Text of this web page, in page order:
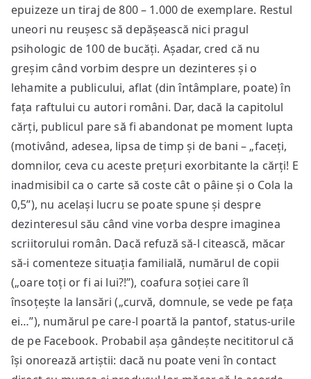
epuizeze un tiraj de 800 – 1.000 de exemplare. Restul
uneori nu reușesc să depășească nici pragul
psihologic de 100 de bucăți. Așadar, cred că nu
greșim când vorbim despre un dezinteres și o
lehamite a publicului, aflat (din întâmplare, poate) în
fața raftului cu autori români. Dar, dacă la capitolul
cărți, publicul pare să fi abandonat pe moment lupta
(motivând, adesea, lipsa de timp și de bani – „faceți,
domnilor, ceva cu aceste prețuri exorbitante la cărți! E
inadmisibil ca o carte să coste cât o pâine și o Cola la
0,5”), nu același lucru se poate spune și despre
dezinteresul său când vine vorba despre imaginea
scriitorului român. Dacă refuză să-l citească, măcar
să-i comenteze situația familială, numărul de copii
(„oare toți or fi ai lui?!”), coafura soției care îl
însoțește la lansări („curvă, domnule, se vede pe fața
ei…”), numărul pe care-l poartă la pantof, status-urile
de pe Facebook. Probabil așa gândește necititorul că
își onorează artiștii: dacă nu poate veni în contact